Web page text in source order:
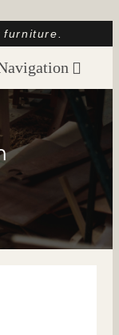
เรา
อก
ากลูกค้า